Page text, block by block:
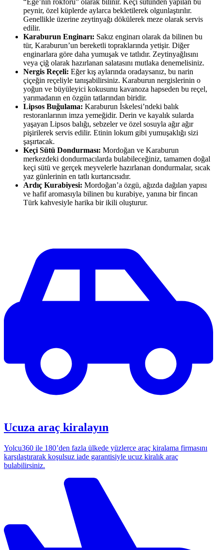
peynir, özel küplerde aylarca bekletilerek olgunlaştırılır.
Genellikle üzerine zeytinyağı dökülerek meze olarak servis
edilir.
Karaburun Enginarı: Sakız enginarı olarak da bilinen bu
tür, Karaburun’un bereketli topraklarında yetişir. Diğer
enginarlara göre daha yumuşak ve tatlıdır. Zeytinyağlısını
veya çiğ olarak hazırlanan salatasını mutlaka denemelisiniz.
Nergis Reçeli: Eğer kış aylarında oradaysanız, bu narin
çiçeğin reçeliyle tanışabilirsiniz. Karaburun nergislerinin o
yoğun ve büyüleyici kokusunu kavanoza hapseden bu reçel,
yarımadanın en özgün tatlarından biridir.
Lipsos Buğulama: Karaburun İskelesi’ndeki balık
restoranlarının imza yemeğidir. Derin ve kayalık sularda
yaşayan Lipsos balığı, sebzeler ve özel sosuyla ağır ağır
pişirilerek servis edilir. Etinin lokum gibi yumuşaklığı sizi
şaşırtacak.
Keçi Sütü Dondurması: Mordoğan ve Karaburun
merkezdeki dondurmacılarda bulabileceğiniz, tamamen doğal
keçi sütü ve gerçek meyvelerle hazırlanan dondurmalar, sıcak
yaz günlerinin en tatlı kurtarıcısıdır.
Ardıç Kurabiyesi: Mordoğan’a özgü, ağızda dağılan yapısı
ve hafif aromasıyla bilinen bu kurabiye, yanına bir fincan
Türk kahvesiyle harika bir ikili oluşturur.
Ucuza araç kiralayın
Yolcu360 ile 180’den fazla ülkede yüzlerce araç kiralama firmasını
karşılaştırarak koşulsuz iade garantisiyle ucuz kiralık araç
bulabilirsiniz.